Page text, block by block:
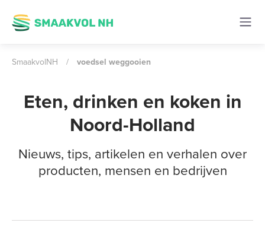
SmaakvolNH / voedsel weggooien
Eten, drinken en koken in
Noord-Holland
Nieuws, tips, artikelen en verhalen over
producten, mensen en bedrijven